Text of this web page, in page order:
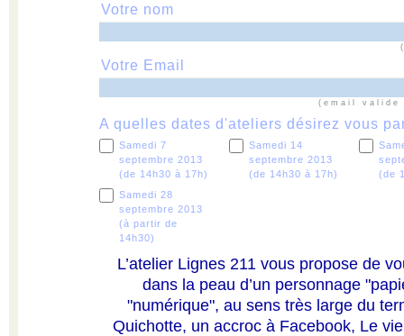
Votre nom
Votre Email
(email
A quelles dates d'ateliers désirez vous
Samedi 7
septembre 2013
(de 14h30 à 17h)
Samedi 14
septembre 2013
(de 14h30 à 17h)
(de
Samedi 28
septembre 2013
(à partir de
14h30)
L’atelier Lignes 211 vous propose de
dans la peau d’un personnage
"numérique", au sens très large du
Quichotte, un accroc à Facebook, Le